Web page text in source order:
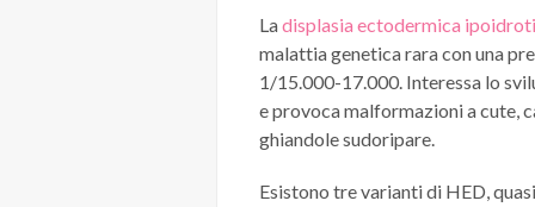
Ladisplasia ectodermica
malattia genetica rara con una
1/15.000-17.000. Interessa lo
e provoca malformazioni a cute,
ghiandole sudoripare.
Esistono tre varianti di HED,